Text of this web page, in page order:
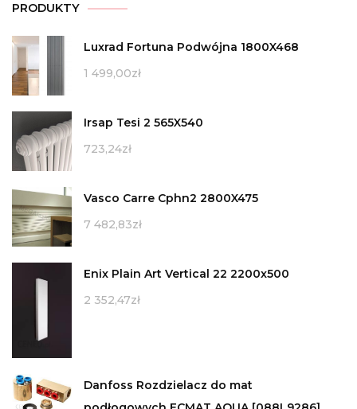
PRODUKTY
Luxrad Fortuna Podwójna 1800X468
1 499,00zł
Irsap Tesi 2 565X540
723,24zł
Vasco Carre Cphn2 2800X475
7 482,83zł
Enix Plain Art Vertical 22 2200x500
2 352,47zł
Danfoss Rozdzielacz do mat